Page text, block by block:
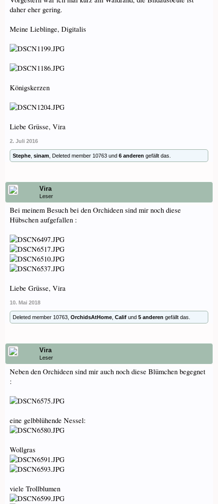
daher eher gering.
Meine Lieblinge, Digitalis
Königskerzen
Liebe Grüsse, Vira
2. Juli 2016
Stephe sinam Deleted member 10763 und 6 anderen gefällt das.
Vira
Leser
Bei meinem Besuch bei den Orchideen sind mir noch diese
Hübschen aufgefallen :
Liebe Grüsse, Vira
10. Mai 2018
Deleted member 10763 OrchidsAtHome Calif und 5 anderen gefällt das.
Vira
Leser
Neben den Orchideen sind mir auch noch diese Blümchen begegnet
:
eine gelbblühende Nessel:
Wollgras
viele Trollblumen